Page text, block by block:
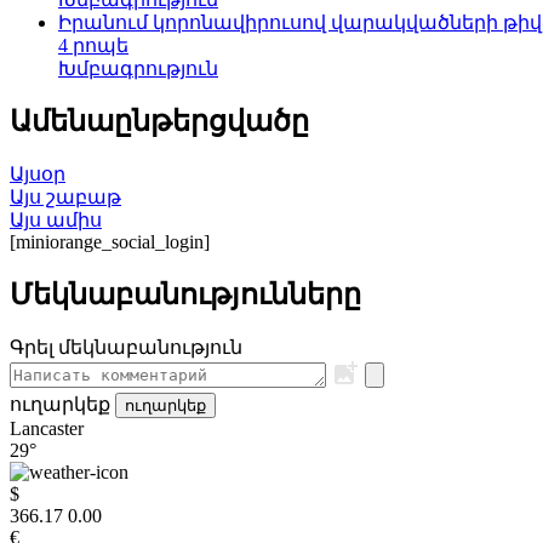
Իրանում կորոնավիրուսով վարակվածների
4 րոպե
Խմբագրություն
Ամենաընթերցվածը
Այսօր
Այս շաբաթ
Այս ամիս
[miniorange_social_login]
Մեկնաբանությունները
Գրել մեկնաբանություն
ուղարկեք ուղարկեք
Lancaster
29°
$
366.17 0.00
€